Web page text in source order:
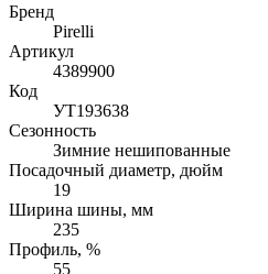
Бренд
Pirelli
Артикул
4389900
Код
УТ193638
Сезонность
Зимние нешипованные
Посадочный диаметр, дюйм
19
Ширина шины, мм
235
Профиль, %
55